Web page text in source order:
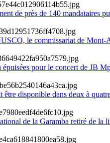
de près de 140 mandataires
le commissariat de Mont-
pour le concert de JB
disponible dans deux à
de la Garamba retiré de la